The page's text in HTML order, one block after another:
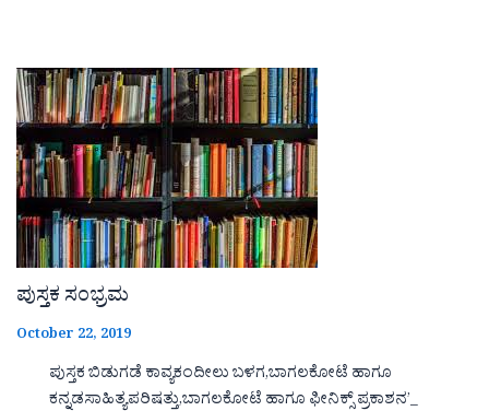
ಪುಸ್ತಕ ಸಂಭ್ರಮ
October 22, 2019
ಪುಸ್ತಕ ಬಿಡುಗಡೆ ಕಾವ್ಯಕಂದೀಲು ಬಳಗ,ಬಾಗಲಕೋಟೆ ಹಾಗೂ
ಕನ್ನಡಸಾಹಿತ್ಯಪರಿಷತ್ತು,ಬಾಗಲಕೋಟೆ ಹಾಗೂ ಫೀನಿಕ್ಸ್ ಪ್ರಕಾಶನ’_